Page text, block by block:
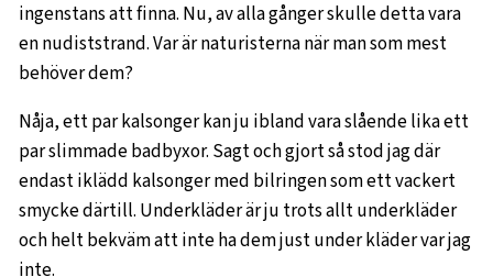
ingenstans att finna. Nu, av alla gånger skulle detta vara
en nudiststrand. Var är naturisterna när man som mest
behöver dem?
Nåja, ett par kalsonger kan ju ibland vara slående lika ett
par slimmade badbyxor. Sagt och gjort så stod jag där
endast iklädd kalsonger med bilringen som ett vackert
smycke därtill. Underkläder är ju trots allt underkläder
och helt bekväm att inte ha dem just under kläder var jag
inte.